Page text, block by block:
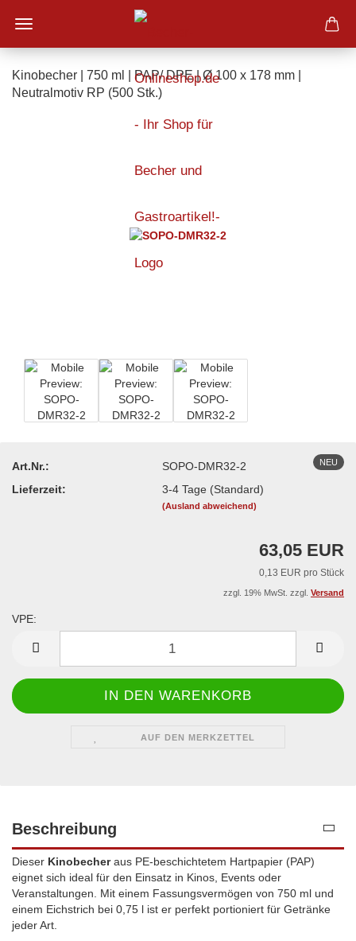
Kinobecher | 750 ml | PAP/ DPE | Ø 100 x 178 mm |
Neutralmotiv RP (500 Stk.)
NEU
Art.Nr.:
SOPO-DMR32-2
Lieferzeit:
3-4 Tage (Standard)
(Ausland abweichend)
63,05 EUR
0,13 EUR pro Stück
zzgl. 19% MwSt. zzgl. Versand
VPE:
AUF DEN MERKZETTEL
Beschreibung
Dieser Kinobecheraus PE-beschichtetem Hartpapier (PAP)
eignet sich ideal für den Einsatz in Kinos, Events oder
Veranstaltungen. Mit einem Fassungsvermögen von 750 ml und
einem Eichstrich bei 0,75 l ist er perfekt portioniert für Getränke
jeder Art.